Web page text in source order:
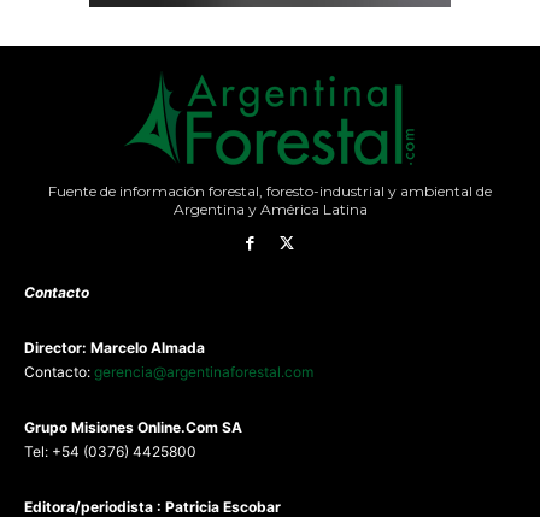
Fuente de información forestal, foresto-industrial y ambiental de
Argentina y América Latina
Contacto
Director: Marcelo Almada
Contacto: gerencia@argentinaforestal.com
Grupo Misiones Online.Com SA
Tel: +54 (0376) 4425800
Editora/periodista : Patricia Escobar